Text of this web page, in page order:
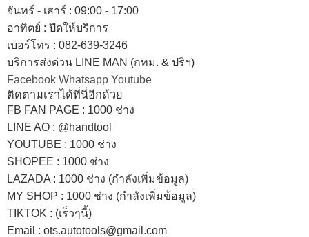
จันทร์ - เสาร์ : 09:00 - 17:00
อาทิตย์ : ปิดให้บริการ
เบอร์โทร : 082-639-3246
บริการส่งด่วน LINE MAN (กทม. & ปริฯ)
Facebook Whatsapp Youtube
ติดตามเราได้ที่นี่อีกด้วย
FB FAN PAGE : 1000 ช่าง
LINE AO : @handtool
YOUTUBE : 1000 ช่าง
SHOPEE : 1000 ช่าง
LAZADA : 1000 ช่าง (กำลังเพิ่มข้อมูล)
MY SHOP : 1000 ช่าง (กำลังเพิ่มข้อมูล)
TIKTOK : (เร็วๆนี้)
Email : ots.autotools@gmail.com